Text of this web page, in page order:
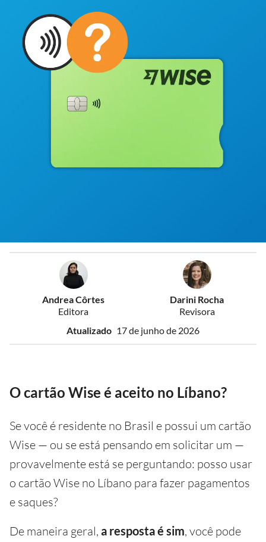
Andrea Côrtes
Editora
Darini Rocha
Revisora
Atualizado 17 de junho de 2026
O cartão Wise é aceito no Líbano?
Se você é residente no Brasil e possui um cartão
Wise — ou se está pensando em solicitar um —
provavelmente está se perguntando: posso usar
o cartão Wise no Líbano para fazer pagamentos
e saques?
De maneira geral, a resposta é sim, você pode